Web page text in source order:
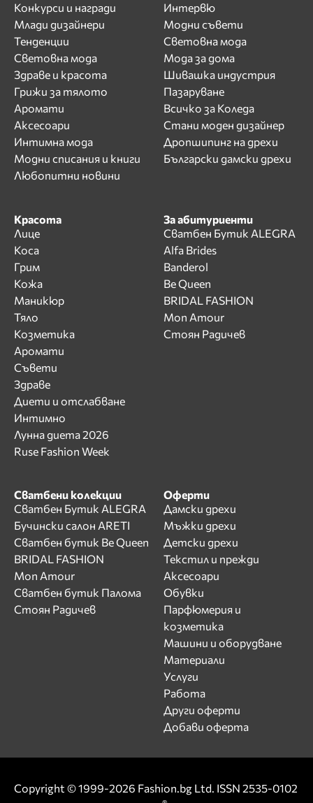
Конкурси и награди
Млади дизайнери
Тенденции
Световна мода
Здраве и красота
Грижи за тялото
Аромати
Аксесоари
Интимна мода
Модни списания и книги
Любопитни новини
Интервю
Модни съвети
Световна мода
Мода за дома
Шивашка индустрия
Пазаруване
Всичко за Коледа
Стани моден дизайнер
Дропшипинг на дрехи
Български дамски дрехи
Красота
Лице
Коса
Грим
Кожа
Маникюр
Тяло
Козметика
Аромати
Съвети
Здраве
Диети и отслабване
Интимно
Лунна диета 2026
Ruse Fashion Week
За абитуриенти
Сватбен Бутик ALEGRA
Alfa Brides
Banderol
Be Queen
BRIDAL FASHION
Mon Amour
Стоян Радичев
Сватбени колекции
Сватбен Бутик ALEGRA
Бучински салон ARETI
Сватбен бутик Be Queen
BRIDAL FASHION
Mon Amour
Сватбен бутик Палома
Стоян Радичев
Оферти
Дамски дрехи
Мъжки дрехи
Детски дрехи
Текстил и прежди
Аксесоари
Обувки
Парфюмерия и
козметика
Машини и оборудване
Материали
Услуги
Работа
Други оферти
Добави оферта
Copyright © 1999-2026 Fashion.bg Ltd. ISSN 2535-0102